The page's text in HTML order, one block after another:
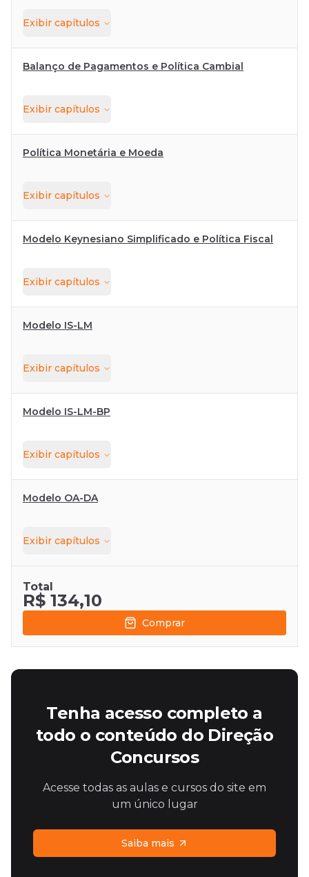
Exibir capítulos
Balanço de Pagamentos e Política Cambial
Exibir capítulos
Política Monetária e Moeda
Exibir capítulos
Modelo Keynesiano Simplificado e Política Fiscal
Exibir capítulos
Modelo IS-LM
Exibir capítulos
Modelo IS-LM-BP
Exibir capítulos
Modelo OA-DA
Exibir capítulos
Total
R$ 134,10
Comprar
Tenha acesso completo a
todo o conteúdo do Direção
Concursos
Acesse todas as aulas e cursos do site em
um único lugar
Saiba mais